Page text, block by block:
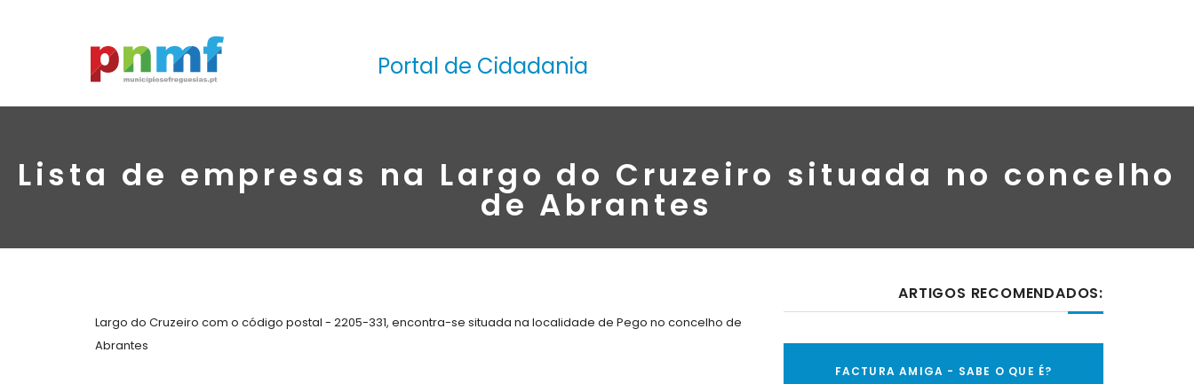
Portal de Cidadania
Lista de empresas na Largo do Cruzeiro situada no concelho
de Abrantes
Largo do Cruzeiro com o código postal - 2205-331, encontra-se situada na localidade de Pego no concelho de
Abrantes
ARTIGOS RECOMENDADOS:
FACTURA AMIGA - SABE O QUE É?